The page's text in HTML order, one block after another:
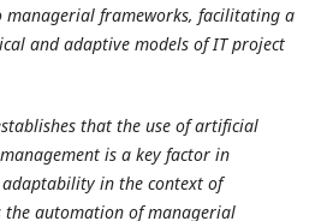
frameworks, facilitating a
and adaptive models of IT project
that the use of artificial
is a key factor in
in the context of
automation of managerial